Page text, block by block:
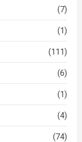
(7)
(1)
(111)
(6)
(1)
(4)
(74)